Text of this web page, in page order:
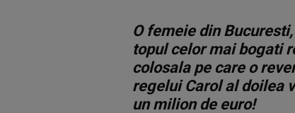
O femeie din
topul celor mai bogati
colosala pe care o
regelui Carol al doilea
un milion de euro!